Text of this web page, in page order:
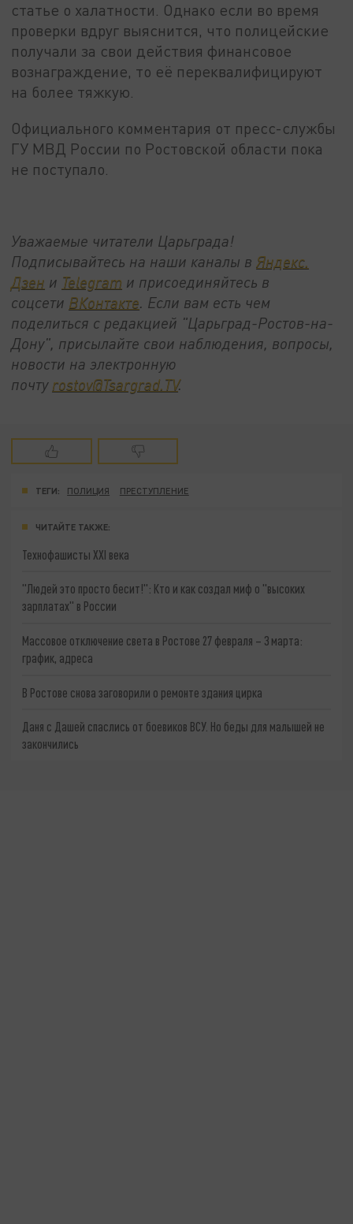
статье о халатности. Однако если во время
проверки вдруг выяснится, что полицейские
получали за свои действия финансовое
вознаграждение, то её переквалифицируют
на более тяжкую.
Официального комментария от пресс-службы
ГУ МВД России по Ростовской области пока
не поступало.
Уважаемые читатели Царьграда!
Подписывайтесь на наши каналы в Яндекс.
Дзен и Telegram и присоединяйтесь в
соцсети ВКонтакте. Если вам есть чем
поделиться с редакцией "Царьград-Ростов-на-
Дону", присылайте свои наблюдения, вопросы,
новости на электронную
почту rostov@Tsargrad.ТV.
ТЕГИ: ПОЛИЦИЯ ПРЕСТУПЛЕНИЕ
ЧИТАЙТЕ ТАКЖЕ:
Технофашисты XXI века
"Людей это просто бесит!": Кто и как создал миф о "высоких
зарплатах" в России
Массовое отключение света в Ростове 27 февраля – 3 марта:
график, адреса
В Ростове снова заговорили о ремонте здания цирка
Даня с Дашей спаслись от боевиков ВСУ. Но беды для малышей не
закончились